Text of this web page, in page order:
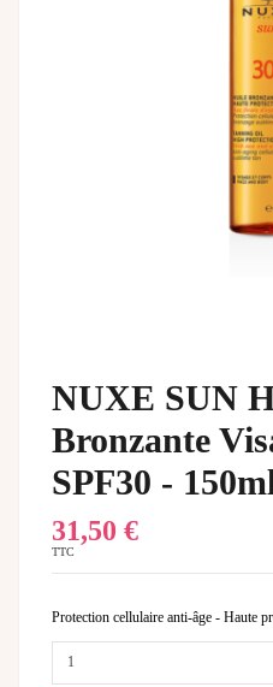
NUXE SUN
Bronzante
SPF30 -
31,50 €
TTC
Protection cellulaire anti-âge - Haute